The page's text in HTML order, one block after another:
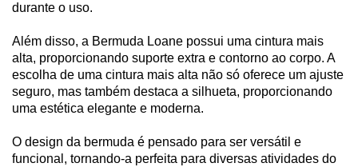
durante o uso.
Além disso, a Bermuda Loane possui uma cintura mais
alta, proporcionando suporte extra e contorno ao corpo. A
escolha de uma cintura mais alta não só oferece um ajuste
seguro, mas também destaca a silhueta, proporcionando
uma estética elegante e moderna.
O design da bermuda é pensado para ser versátil e
funcional, tornando-a perfeita para diversas atividades do